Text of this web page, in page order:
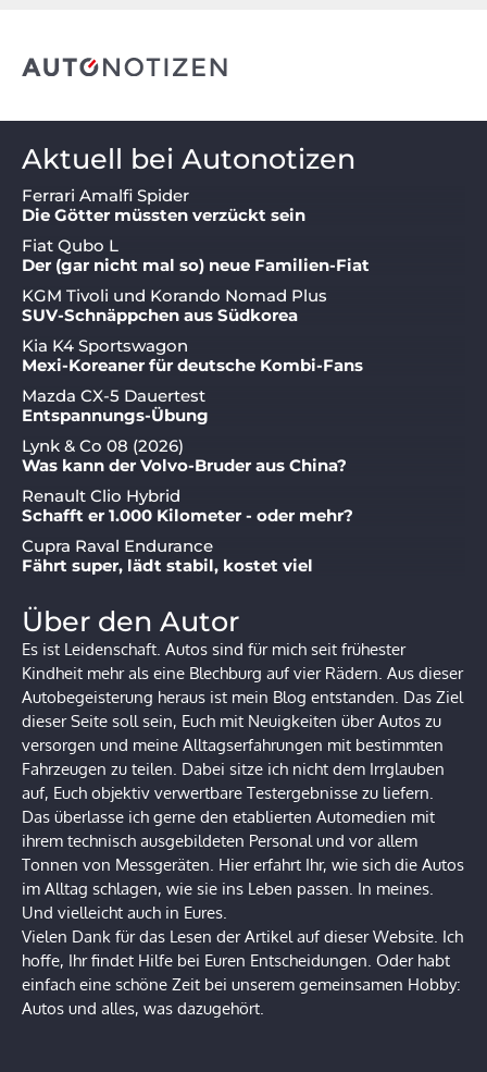
Aktuell bei Autonotizen
Ferrari Amalfi Spider
Die Götter müssten verzückt sein
Fiat Qubo L
Der (gar nicht mal so) neue Familien-Fiat
KGM Tivoli und Korando Nomad Plus
SUV-Schnäppchen aus Südkorea
Kia K4 Sportswagon
Mexi-Koreaner für deutsche Kombi-Fans
Mazda CX-5 Dauertest
Entspannungs-Übung
Lynk & Co 08 (2026)
Was kann der Volvo-Bruder aus China?
Renault Clio Hybrid
Schafft er 1.000 Kilometer - oder mehr?
Cupra Raval Endurance
Fährt super, lädt stabil, kostet viel
Über den Autor
Es ist Leidenschaft. Autos sind für mich seit frühester
Kindheit mehr als eine Blechburg auf vier Rädern. Aus dieser
Autobegeisterung heraus ist mein Blog entstanden. Das Ziel
dieser Seite soll sein, Euch mit Neuigkeiten über Autos zu
versorgen und meine Alltagserfahrungen mit bestimmten
Fahrzeugen zu teilen. Dabei sitze ich nicht dem Irrglauben
auf, Euch objektiv verwertbare Testergebnisse zu liefern.
Das überlasse ich gerne den etablierten Automedien mit
ihrem technisch ausgebildeten Personal und vor allem
Tonnen von Messgeräten. Hier erfahrt Ihr, wie sich die Autos
im Alltag schlagen, wie sie ins Leben passen. In meines.
Und vielleicht auch in Eures.
Vielen Dank für das Lesen der Artikel auf dieser Website. Ich
hoffe, Ihr findet Hilfe bei Euren Entscheidungen. Oder habt
einfach eine schöne Zeit bei unserem gemeinsamen Hobby:
Autos und alles, was dazugehört.